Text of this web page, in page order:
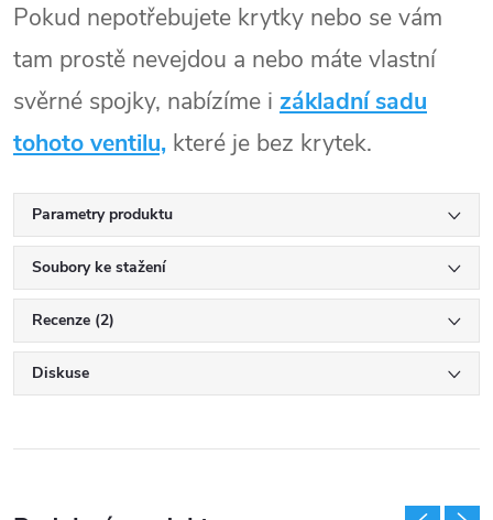
Pokud nepotřebujete krytky nebo se vám
tam prostě nevejdou a nebo máte vlastní
svěrné spojky, nabízíme i základní sadu
tohoto ventilu, které je bez krytek.
Parametry produktu
Soubory ke stažení
Recenze (2)
Diskuse